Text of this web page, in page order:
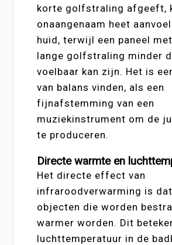
korte golfstraling afgeeft,
onaangenaam heet
huid, terwijl een paneel
lange golfstraling minder
voelbaar kan zijn. Het is
van balans vinden, als een
fijnafstemming van een
muziekinstrument om de
te produceren.
Directe warmte en
Het directe effect van
infraroodverwarming is
objecten die worden
warmer worden. Dit
luchttemperatuur in de